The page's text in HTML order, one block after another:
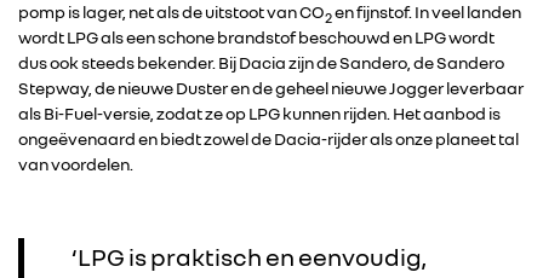
pomp is lager, net als de uitstoot van CO2en fijnstof. In veel landen
wordt LPG als een schone brandstof beschouwd en LPG wordt
dus ook steeds bekender. Bij Dacia zijn de Sandero, de Sandero
Stepway, de nieuwe Duster en de geheel nieuwe Jogger leverbaar
als Bi-Fuel-versie, zodat ze op LPG kunnen rijden. Het aanbod is
ongeëvenaard en biedt zowel de Dacia-rijder als onze planeet tal
van voordelen.
‘LPG is praktisch en eenvoudig,